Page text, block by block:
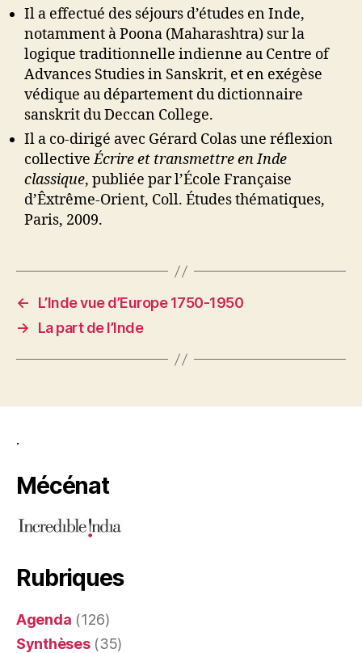
Il a effectué des séjours d’études en Inde,
notamment à Poona (Maharashtra) sur la
logique traditionnelle indienne au Centre of
Advances Studies in Sanskrit, et en exégèse
védique au département du dictionnaire
sanskrit du Deccan College.
Il a co-dirigé avec Gérard Colas une réflexion
collectiveÉcrire et transmettre en Inde
classique, publiée par l’École Française
d’Êxtrême-Orient, Coll. Études thématiques,
Paris, 2009.
←
L’Inde vue d’Europe 1750-1950
→
La part de l’Inde
.
Mécénat
Rubriques
Agenda (126)
Synthèses(35)